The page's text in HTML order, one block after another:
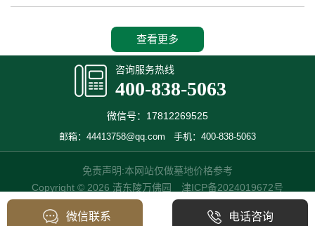
查看更多
咨询服务热线
400-838-5063
微信号：17812269525
邮箱：44413758@qq.com 手机：400-838-5063
免责声明:本网站仅做墓地价格参考
Copyright © 2026 清东陵万佛园 津ICP备2024019672号
微信联系 电话咨询